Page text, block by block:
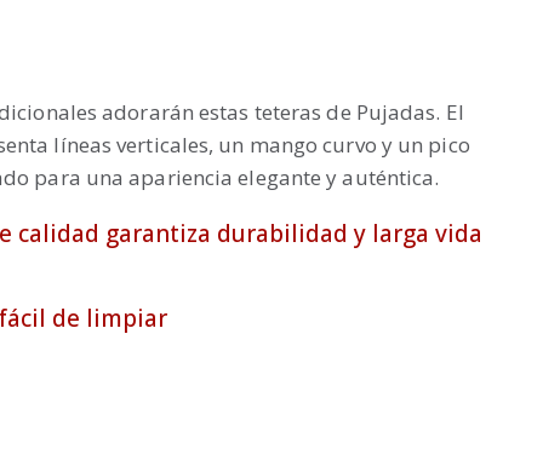
adorarán estas teteras de Pujadas. El
líneas verticales, un mango curvo y un pico
para una apariencia elegante y auténtica.
calidad garantiza durabilidad y larga vida
de limpiar